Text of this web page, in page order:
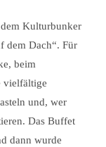
Kulturbunker
dem Dach“. Für
beim
vielfältige
und, wer
Das Buffet
dann wurde